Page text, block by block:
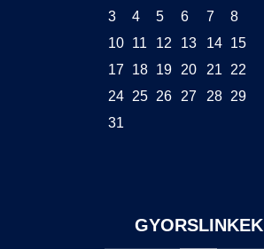
3
4 5 6 7 8
10
11 12 13 14 15
17
18 19 20 21 22
24
25 26 27 28 29
31
GYORSLINKEK